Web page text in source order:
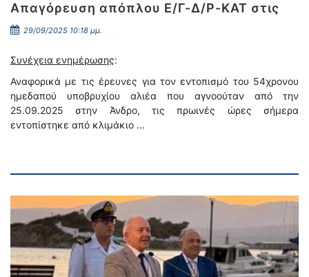
Απαγόρευση απόπλου Ε/Γ-Δ/Ρ-ΚΑΤ στις
29/09/2025 10:18 μμ.
Συνέχεια ενημέρωσης:
Αναφορικά με τις έρευνες για τον εντοπισμό του 54χρονου
ημεδαπού υποβρυχίου αλιέα που αγνοούταν από την
25.09.2025 στην Άνδρο, τις πρωινές ώρες σήμερα
εντοπίστηκε από κλιμάκιο …